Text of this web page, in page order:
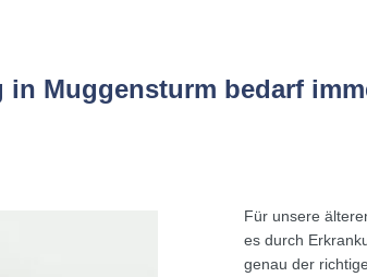
in Muggensturm bedarf
Für unsere
es durch
genau der